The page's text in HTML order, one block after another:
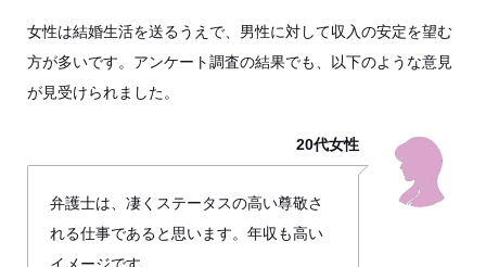
女性は結婚生活を送るうえで、男性に対して収入の安定を望む
方が多いです。アンケート調査の結果でも、以下のような意見
が見受けられました。
20代女性
弁護士は、凄くステータスの高い尊敬さ
れる仕事であると思います。年収も高い